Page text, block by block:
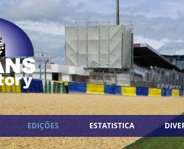
EDIÇÕES ESTATISTICA